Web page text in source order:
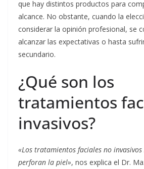
que hay distintos productos para
alcance. No obstante, cuando la
considerar la opinión profesional, se
alcanzar las expectativas o hasta
secundario.
¿Qué son los
tratamientos
invasivos?
«Los tratamientos faciales no
perforan la piel», nos explica el Dr.